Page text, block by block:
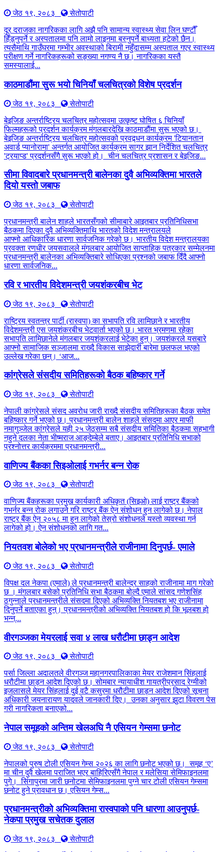
जेठ १९, २०८३
सेतोपाटी
दूर दराजका नागरिकका लागि अझै पनि सामान्य स्वास्थ्य सेवा लिन घण्टौँ
हिँड्नुपर्ने र अस्पतालमा पनि लामो लाइनमा बस्नुपर्ने बाध्यता हटेको छैन।
त्यसैमाथि गाउँघरमा गम्भीर अवस्थाको बिरामी नहुँदासम्म अस्पताल गएर स्वास्थ्य
परीक्षण गर्ने नागरिकहरूको सङ्ख्या नगण्य नै छ। नागरिकका यस्तै
समस्यालाई...
काठमाडौंमा सुरू भयो चिनियाँ चलचित्रको विशेष प्रदर्शन
जेठ १९, २०८३
सेतोपाटी
बेइजिङ अन्तर्राष्ट्रिय चलचित्र महोत्सवमा उत्कृष्ट घोषित ६ चिनियाँ
फिल्महरूको प्रदर्शन कार्यक्रम मंगलबारदेखि काठमाडौंमा सुरू भएको छ।
बेइजिङ अन्तर्राष्ट्रिय चलचित्र महोत्सवको प्रवद्र्धन कार्यक्रम 'टियानतान
अवार्ड प्यानोरामा' अन्तर्गत आयोजित कार्यक्रम सागर झान निर्देशित चलचित्र
'ट्रयाप्ड' प्रदर्शनसँगै सुरू भएको हो। चीन चलचित्र प्रशासन र बेइजिङ...
सीमा विवादबारे प्रधानमन्त्री बालेनका दुवै अभिव्यक्तिमा भारतले
दियो यस्तो जबाफ
जेठ १९, २०८३
सेतोपाटी
प्रधानमन्त्री बालेन शाहले भारतसँगको सीमाबारे आइतबार प्रतिनिधिसभा
बैठकमा दिएका दुवै अभिव्यक्तिमाथि भारतको विदेश मन्त्रालयले
आफ्नो आधिकारिक धारणा सार्वजनिक गरेको छ। भारतीय विदेश मन्त्रालयका
प्रवक्ता रणधीर जयसवालले मंगलबार आयोजित साप्ताहिक पत्रकार सम्मेलनमा
प्रधानमन्त्री बालेनका अभिव्यक्तिबारे सोधिएका प्रश्नको जबाफ दिँदै आफ्नो
धारणा सार्वजनिक...
रवि र भारतीय विदेशमन्त्री जयशंकरबीच भेट
जेठ १९, २०८३
सेतोपाटी
राष्ट्रिय स्वतन्त्र पार्टी (रास्वपा) का सभापति रवि लामिछाने र भारतीय
विदेशमन्त्री एस जयशंकरबीच भेटवार्ता भएको छ। भारत भ्रमणमा रहेका
सभापति लामिछानेले मंगलबार जयशंकरलाई भेटेका हुन्। जयशंकरले यसबारे
आफ्नो सामाजिक सञ्जालमा राख्दै विकास साझेदारी बारेमा छलफल भएको
उल्लेख गरेका छन्। ‘आज...
कांग्रेसले संसदीय समितिहरूकाे बैठक बहिष्कार गर्ने
जेठ १९, २०८३
सेतोपाटी
नेपाली कांग्रेसले संसद अवरोध जारी राख्दै संसदीय समितिहरूका बैठक समेत
बहिष्कार गर्ने भएको छ। प्रधानमन्त्री बालेन शाहले संसदमा आएर माफी
नमागुञ्जेल कांग्रेसले यही २५ जेठसम्म सबै संसदीय समितिका बैठकमा सहभागी
नहुने दलका नेता भीष्मराज आङ्देम्बेले बताए। आइतबार प्रतिनिधि सभाको
प्रश्नोत्तर कार्यक्रममा प्रधानमन्त्री...
वाणिज्य बैंकका सिइओलाई गभर्नर बन्न रोक
जेठ १९, २०८३
सेतोपाटी
वाणिज्य बैंकहरूका प्रमुख कार्यकारी अधिकृत (सिइओ) लाई राष्ट्र बैंकको
गभर्नर बन्न रोक लगाउने गरि राष्ट्र बैंक ऐन संशोधन हुन लागेको छ। नेपाल
राष्ट्र बैंक ऐन २०५८ मा हुन लागेको तेस्रो संशोधनले यस्तो व्यवस्था गर्न
लागेको हो। ऐन संशोधनको लागि गत...
नियतवश बोलेको भए प्रधानमन्त्रीले राजीनामा दिनुपर्छ- एमाले
जेठ १९, २०८३
सेतोपाटी
विपक्ष दल नेकपा (एमाले) ले प्रधानमन्त्री बालेन्द्र साहको राजीनामा माग गरेको
छ । मंगलबार बसेको प्रतिनिधि सभा बैठकमा बोल्दै एमाले सांसद गणेशसिंह
ठगुन्नाले प्रधानमन्त्रीले संसदमा दिएको अभिव्यक्ति नियतबश भए राजीनामा
दिनुपर्ने बताएका हुन्। प्रधानमन्त्रीको अभिव्यक्ति नियतबश हो कि भूलबश हो
भन्न्...
वीरगञ्जका मेयरलाई सवा ४ लाख धरौटीमा छाड्न आदेश
जेठ १९, २०८३
सेतोपाटी
पर्सा जिल्ला अदालतले वीरगञ्ज महानगरपालिकाका मेयर राजेशमान सिंहलाई
धरौटीमा छाड्न आदेश दिएको छ। सोमबार न्यायाधीश गायत्रीप्रसाद रेग्मीको
इजलासले मेयर सिंहलाई दुई वटै कसुरमा धरौटीमा छाड्न आदेश दिएको सूचना
अधिकारी जयनारायण यादवले जानकारी दिए। उनका अनुसार झुटा विवरण पेस
गरी नागरिकता बनाएको...
नेपाल समूहको अन्तिम खेलअघि नै एसियन गेम्समा छनोट
जेठ १९, २०८३
सेतोपाटी
नेपालको पुरुष टोली एसियन गेम्स २०२६ का लागि छनोट भएको छ। समूह ‘ए’
मा चीन दुवै खेलमा पराजित भएर बाहिरिएसँगै नेपाल र मलेसिया सेमिफाइनलमा
पुगे। सिंगापुरमा जारी छनोटमा सेमिफाइनलमा पुग्ने चार टोली एसियन गेम्समा
छनोट हुने प्रावधान छ। एसियन गेम्स...
प्रधानमन्त्रीको अभिव्यक्तिमा रास्वपाको पनि धारणा आउनुपर्छ-
नेकपा प्रमुख सचेतक दुलाल
जेठ १९, २०८३
सेतोपाटी